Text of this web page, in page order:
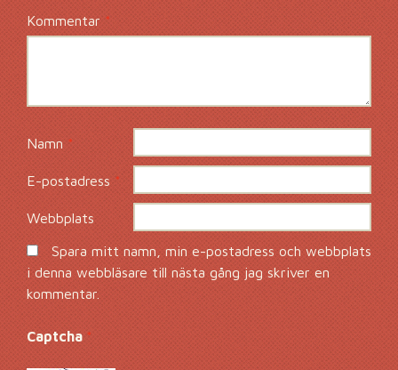
Kommentar*
Namn*
E-postadress*
Webbplats
Spara mitt namn, min e-postadress och webbplats
i denna webbläsare till nästa gång jag skriver en
kommentar.
Captcha *